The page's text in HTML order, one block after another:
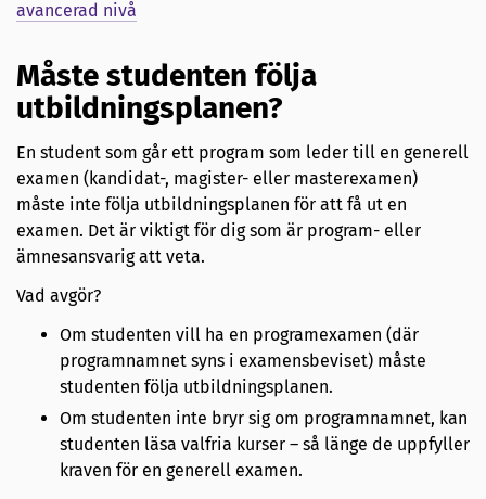
avancerad nivå
Måste studenten följa
utbildningsplanen?
En student som går ett program som leder till en generell
examen (kandidat-, magister- eller masterexamen)
måste inte följa utbildningsplanen för att få ut en
examen. Det är viktigt för dig som är program- eller
ämnesansvarig att veta.
Vad avgör?
Om studenten vill ha en programexamen (där
programnamnet syns i examensbeviset) måste
studenten följa utbildningsplanen.
Om studenten inte bryr sig om programnamnet, kan
studenten läsa valfria kurser – så länge de uppfyller
kraven för en generell examen.